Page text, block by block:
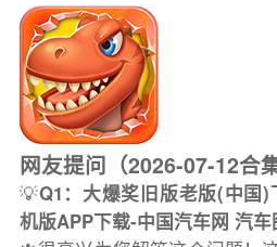
网友提问（2026-07-12合集
💡Q1：大爆奖旧版老版(中国
机版APP下载-中国汽车网 汽车